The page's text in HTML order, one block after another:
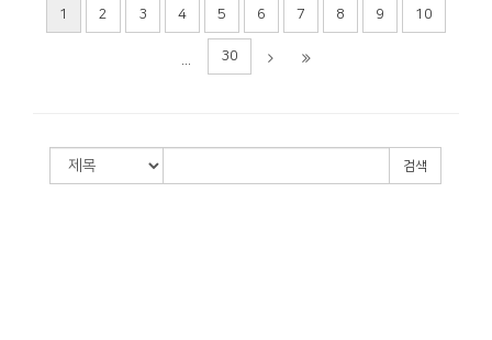
1 2 3 4 5 6 7 8 9 10
30
검색